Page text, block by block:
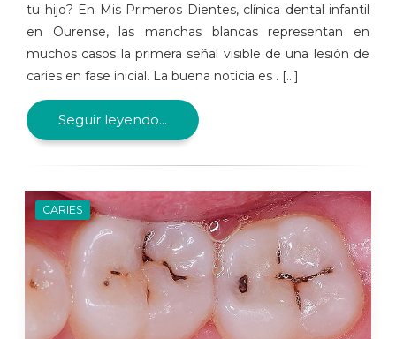
tu hijo? En Mis Primeros Dientes, clínica dental infantil
en Ourense, las manchas blancas representan en
muchos casos la primera señal visible de una lesión de
caries en fase inicial. La buena noticia es . [...]
Seguir leyendo...
CARIES